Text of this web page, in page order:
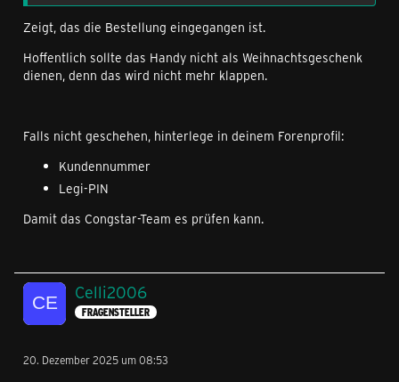
Zeigt, das die Bestellung eingegangen ist.
Hoffentlich sollte das Handy nicht als Weihnachtsgeschenk
dienen, denn das wird nicht mehr klappen.
Falls nicht geschehen, hinterlege in deinem Forenprofil:
Kundennummer
Legi-PIN
Damit das Congstar-Team es prüfen kann.
Celli2006
FRAGENSTELLER
20. Dezember 2025 um 08:53